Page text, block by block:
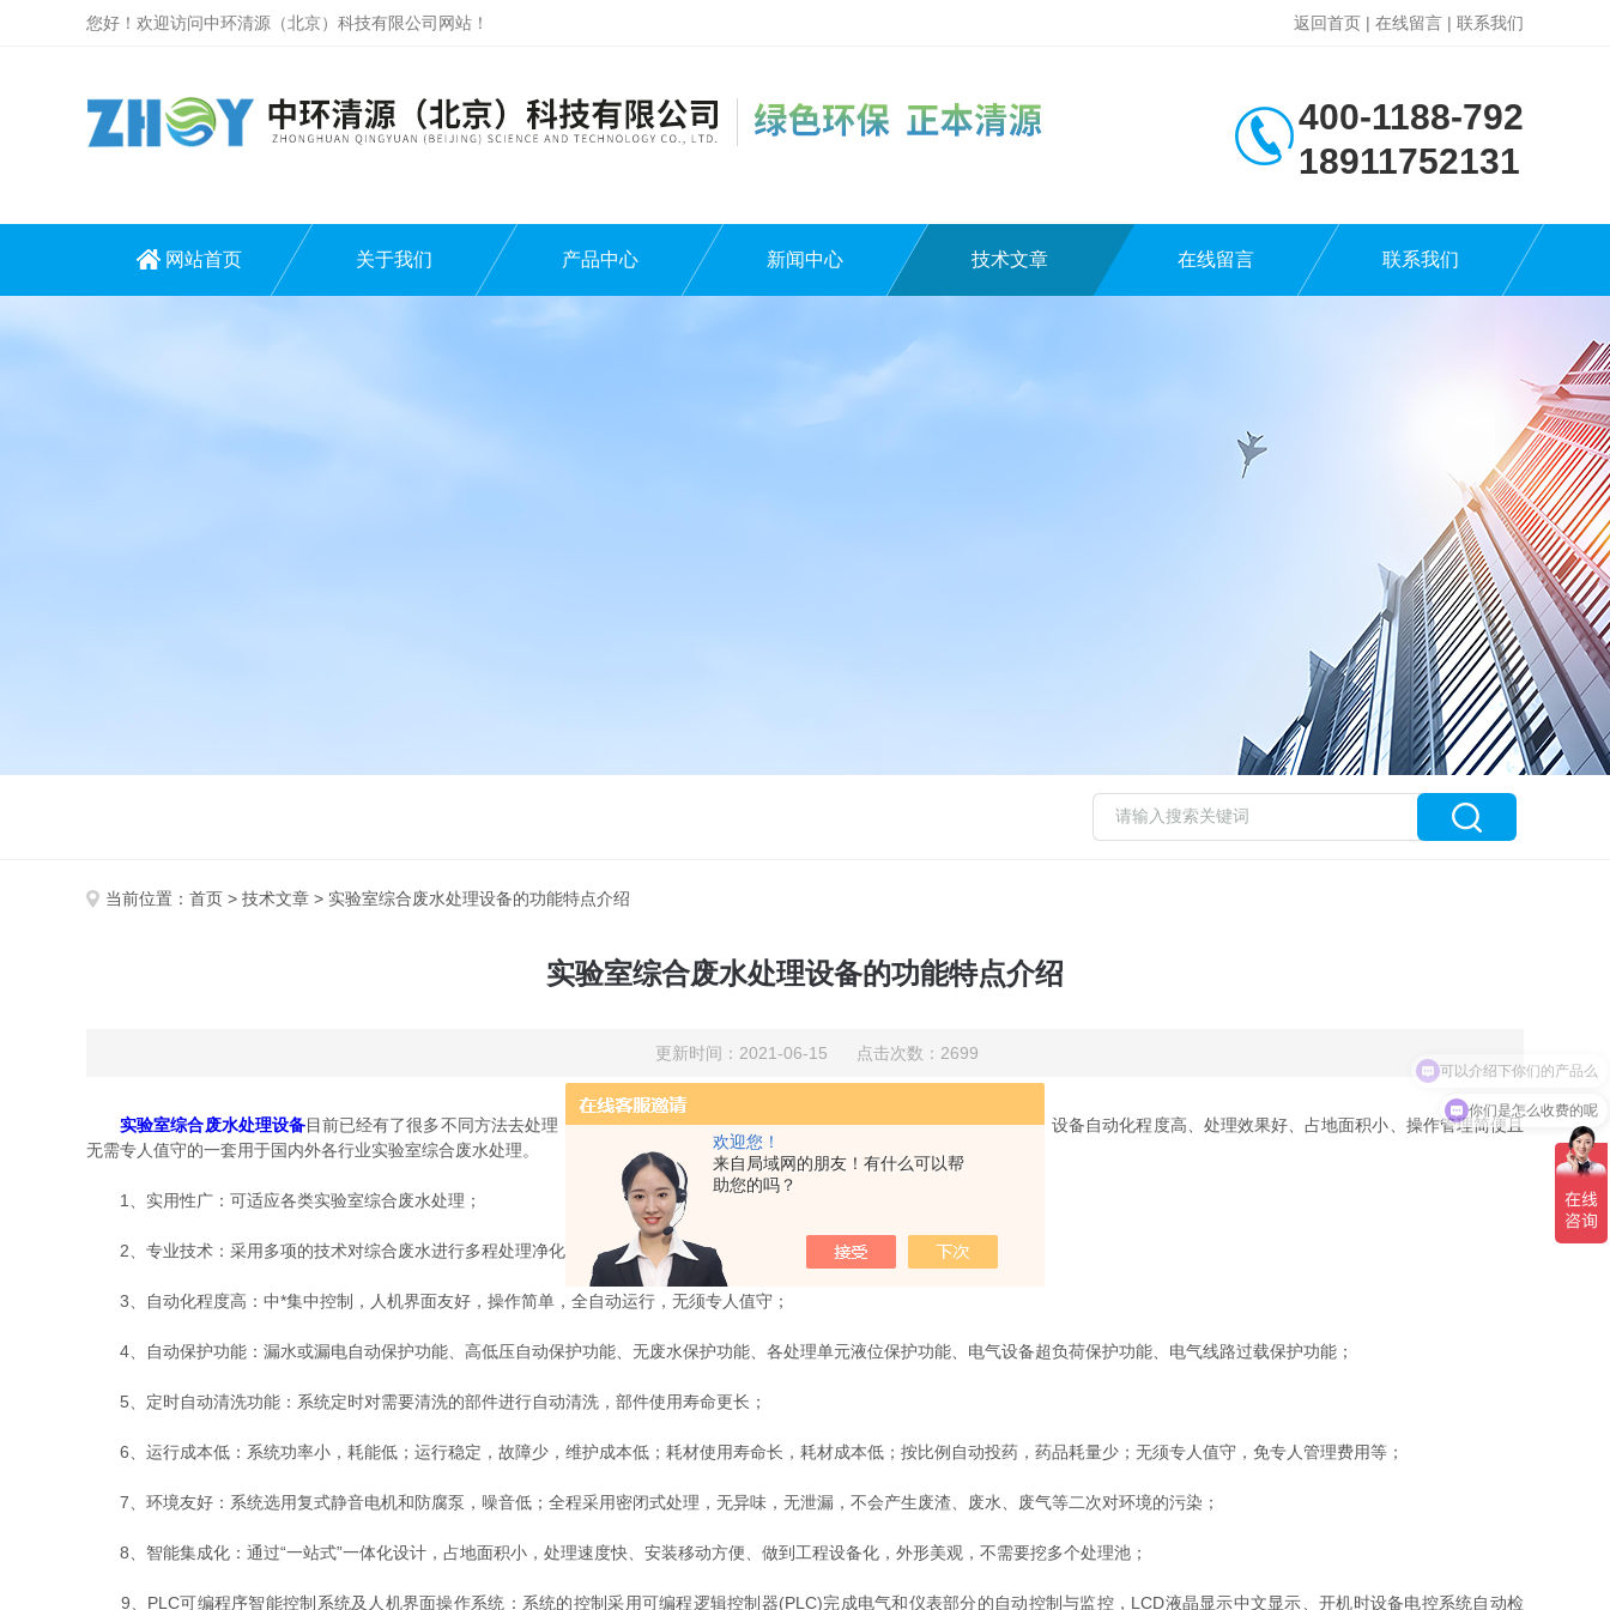
欢迎您！
来自局域网的朋友！有什么可以帮
助您的吗？
您好！欢迎访问中环清源（北京）科技有限公司网站！ 返回首页 | 在线留言 | 联系我们
400-1188-792
18911752131
网站首页 关于我们 产品中心 新闻中心 技术文章 在线留言 联系我们
当前位置： 首页 > 技术文章 > 实验室综合废水处理设备的功能特点介绍
实验室综合废水处理设备的功能特点介绍
更新时间：2021-06-15 点击次数：2699
实验室综合废水处理设备目前已经有了很多不同方法去处理，而中环清源对实验室的污/废水处理的技术已经有了很大的市场，设备自动化程度高、处理效果好、占地面积小、操作管理简便且
无需专人值守的一套用于国内外各行业实验室综合废水处理。
1、实用性广：可适应各类实验室综合废水处理；
2、专业技术：采用多项的技术对综合废水进行多程处理净化，*达到排放标准；
3、自动化程度高：中*集中控制，人机界面友好，操作简单，全自动运行，无须专人值守；
4、自动保护功能：漏水或漏电自动保护功能、高低压自动保护功能、无废水保护功能、各处理单元液位保护功能、电气设备超负荷保护功能、电气线路过载保护功能；
5、定时自动清洗功能：系统定时对需要清洗的部件进行自动清洗，部件使用寿命更长；
6、运行成本低：系统功率小，耗能低；运行稳定，故障少，维护成本低；耗材使用寿命长，耗材成本低；按比例自动投药，药品耗量少；无须专人值守，免专人管理费用等；
7、环境友好：系统选用复式静音电机和防腐泵，噪音低；全程采用密闭式处理，无异味，无泄漏，不会产生废渣、废水、废气等二次对环境的污染；
8、智能集成化：通过“一站式”一体化设计，占地面积小，处理速度快、安装移动方便、做到工程设备化，外形美观，不需要挖多个处理池；
9、PLC可编程序智能控制系统及人机界面操作系统：系统的控制采用可编程逻辑控制器(PLC)完成电气和仪表部分的自动控制与监控，LCD液晶显示中文显示、开机时设备电控系统自动检
你们是怎么收费的呢